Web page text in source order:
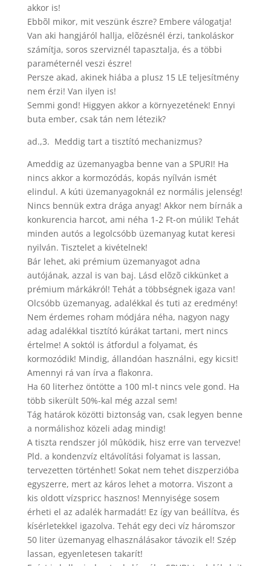
akkor is!
Ebbõl mikor, mit veszünk észre? Embere válogatja!
Van aki hangjáról hallja, elõzésnél érzi, tankoláskor
számítja, soros szerviznél tapasztalja, és a többi
paraméternél veszi észre!
Persze akad, akinek hiába a plusz 15 LE teljesítmény
nem érzi! Van ilyen is!
Semmi gond! Higgyen akkor a környezetének! Ennyi
buta ember, csak tán nem létezik?
ad.,3. Meddig tart a tisztító mechanizmus?
Ameddig az üzemanyagba benne van a SPURI! Ha
nincs akkor a kormozódás, kopás nyílván ismét
elindul. A kúti üzemanyagoknál ez normális jelenség!
Nincs bennük extra drága anyag! Akkor nem bírnák a
konkurencia harcot, ami néha 1-2 Ft-on múlik! Tehát
minden autós a legolcsóbb üzemanyag kutat keresi
nyilván. Tisztelet a kivételnek!
Bár lehet, aki prémium üzemanyagot adna
autójának, azzal is van baj. Lásd elõzõ cikkünket a
prémium márkákról! Tehát a többségnek igaza van!
Olcsóbb üzemanyag, adalékkal és tuti az eredmény!
Nem érdemes roham módjára néha, nagyon nagy
adag adalékkal tisztító kúrákat tartani, mert nincs
értelme! A soktól is átfordul a folyamat, és
kormozódik! Mindig, állandóan használni, egy kicsit!
Amennyi rá van írva a flakonra.
Ha 60 literhez öntötte a 100 ml-t nincs vele gond. Ha
több sikerült 50%-kal még azzal sem!
Tág határok közötti biztonság van, csak legyen benne
a normálishoz közeli adag mindig!
A tiszta rendszer jól mûködik, hisz erre van tervezve!
Pld. a kondenzvíz eltávolítási folyamat is lassan,
tervezetten történhet! Sokat nem tehet diszperzióba
egyszerre, mert az káros lehet a motorra. Viszont a
kis oldott vízspricc hasznos! Mennyisége sosem
érheti el az adalék harmadát! Ez így van beállítva, és
kísérletekkel igazolva. Tehát egy deci víz háromszor
50 liter üzemanyag elhasználásakor távozik el! Szép
lassan, egyenletesen takarít!